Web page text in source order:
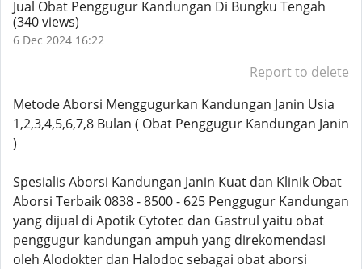
Jual Obat Penggugur Kandungan Di Bungku Tengah
(340 views)
6 Dec 2024 16:22
Report to delete
Metode Aborsi Menggugurkan Kandungan Janin Usia
1,2,3,4,5,6,7,8 Bulan ( Obat Penggugur Kandungan Janin
)
Spesialis Aborsi Kandungan Janin Kuat dan Klinik Obat
Aborsi Terbaik 0838 - 8500 - 625 Penggugur Kandungan
yang dijual di Apotik Cytotec dan Gastrul yaitu obat
penggugur kandungan ampuh yang direkomendasi
oleh Alodokter dan Halodoc sebagai obat aborsi